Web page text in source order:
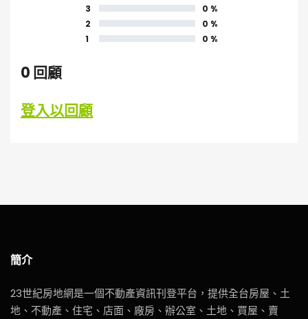
3
0 %
2
0 %
1
0 %
0 回顧
登入以回顧
簡介
23世紀房地網是一個不動產資訊刊登平台，提供全台房屋、土
地、不動產、住宅、店面、廠房、辦公室、土地、買屋、賣